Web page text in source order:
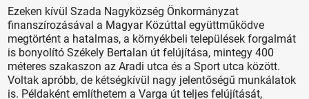
Ezeken kívül Szada Nagyközség Önkormányzat
finanszírozásával a Magyar Közúttal együttműködve
megtörtént a hatalmas, a környékbeli települések forgalmát
is bonyolító Székely Bertalan út felújítása, mintegy 400
méteres szakaszon az Aradi utca és a Sport utca között.
Voltak apróbb, de kétségkívül nagy jelentőségű munkálatok
is. Példaként említhetem a Varga út teljes felújítását,